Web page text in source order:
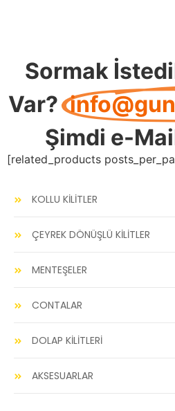
Sormak
Var?
Şimdi e-
[related_products
KOLLU KİLİTLER
ÇEYREK DÖNÜŞLÜ KİLİTLER
MENTEŞELER
CONTALAR
DOLAP KİLİTLERİ
AKSESUARLAR